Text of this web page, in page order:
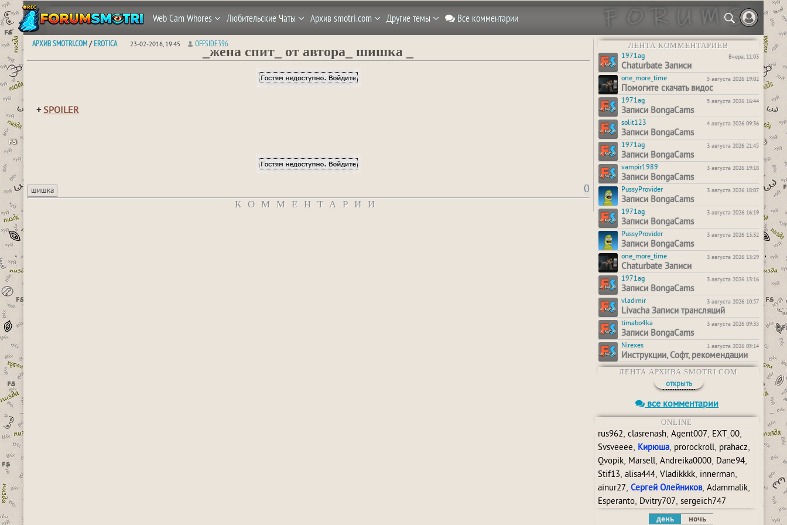
Web Cam Whores Любительские Чаты Архив smotri.com Другие темы Все комментарии
АРХИВ SMOTRI.COM/EROTICA 23-02-2016, 19:45 OFFSIDE396
_жена спит_ от автора_ шишка _
+SPOILER
шишка 0
КОММЕНТАРИИ
ЛЕНТА КОММЕНТАРИЕВ
1971ag
Вчера, 11:03
Chaturbate Записи
one_more_time 5 августа 2026 19:02
Помогите скачать видос
1971ag 5 августа 2026 16:44
Записи BongaCams
solit123 4 августа 2026 09:36
Записи BongaCams
1971ag 3 августа 2026 21:45
Записи BongaCams
vampir1989 3 августа 2026 19:18
Записи BongaCams
PussyProvider 3 августа 2026 18:07
Записи BongaCams
1971ag 3 августа 2026 16:19
Записи BongaCams
PussyProvider 3 августа 2026 13:32
Записи BongaCams
one_more_time 3 августа 2026 13:29
Chaturbate Записи
1971ag 3 августа 2026 13:16
Записи BongaCams
vladimir 3 августа 2026 10:57
Livacha Записи трансляций
timabo4ka 3 августа 2026 09:35
Записи BongaCams
Nirexes 1 августа 2026 05:14
Инструкции, Софт, рекомендации
ЛЕНТА АРХИВА SMOTRI.COM
открыть
все комментарии
ONLINE
rus962, clasrenash, Agent007, EXT_00,
Svsveeee, Кирюша, prorockroll, prahacz,
Qvopik, Marsell, Andreika0000, Dane94,
Stif13, alisa444, Vladikkkk, innerman,
ainur27, Сергей Олейников, Adammalik,
Esperanto, Dvitry707, sergeich747
день ночь